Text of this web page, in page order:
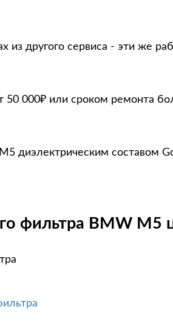
из другого сервиса - эти же
000₽ или сроком ремонта
диэлектрическим составом
фильтра BMW M5